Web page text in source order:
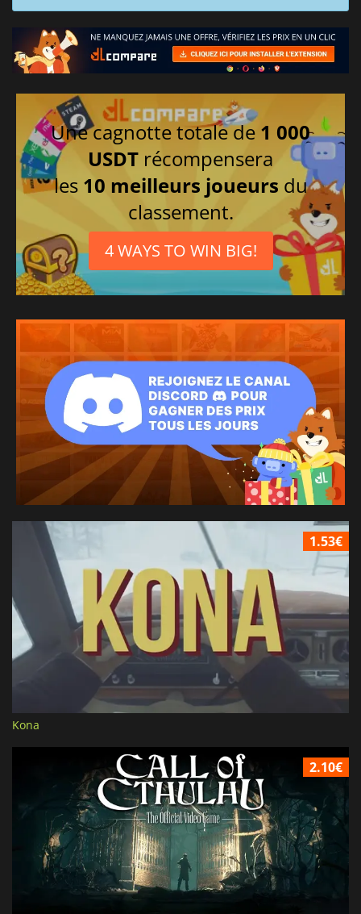
Une cagnotte totale de 1 000
USDT récompensera
les 10 meilleurs joueurs du
classement.
4 WAYS TO WIN BIG!
1.53€
Kona
2.10€